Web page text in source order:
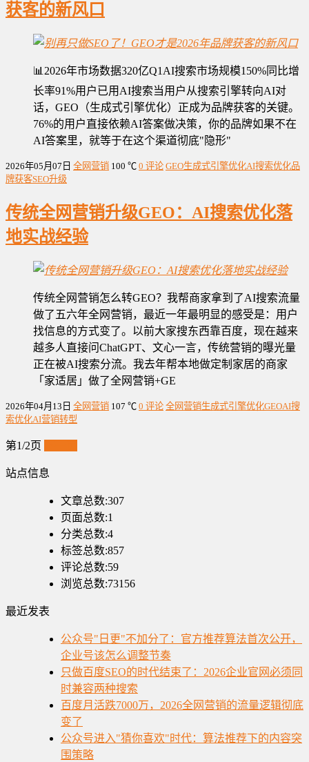
获客的新风口
📊2026年市场数据320亿Q1AI搜索市场规模150%同比增
长率91%用户已用AI搜索当用户从搜索引擎转向AI对
话，GEO（生成式引擎优化）正成为品牌获客的关键。
76%的用户直接依赖AI答案做决策，你的品牌如果不在
AI答案里，就等于在这个渠道彻底"隐形"
2026年05月07日 全网营销 100 ℃ 0 评论 GEO生成式引擎优化AI搜索优化品
牌获客SEO升级
传统全网营销升级GEO：AI搜索优化落
地实战经验
传统全网营销怎么转GEO？我帮商家拿到了AI搜索流量
做了五六年全网营销，最近一年最明显的感受是：用户
找信息的方式变了。以前大家搜东西靠百度，现在越来
越多人直接问ChatGPT、文心一言，传统营销的曝光量
正在被AI搜索分流。我去年帮本地做定制家居的商家
「家适居」做了全网营销+GE
2026年04月13日 全网营销 107 ℃ 0 评论 全网营销生成式引擎优化GEOAI搜
索优化AI营销转型
第1/2页
站点信息
文章总数:307
页面总数:1
分类总数:4
标签总数:857
评论总数:59
浏览总数:73156
最近发表
公众号"日更"不加分了：官方推荐算法首次公开，
企业号该怎么调整节奏
只做百度SEO的时代结束了：2026企业官网必须同
时兼容两种搜索
百度月活跌7000万，2026全网营销的流量逻辑彻底
变了
公众号进入"猜你喜欢"时代：算法推荐下的内容突
围策略